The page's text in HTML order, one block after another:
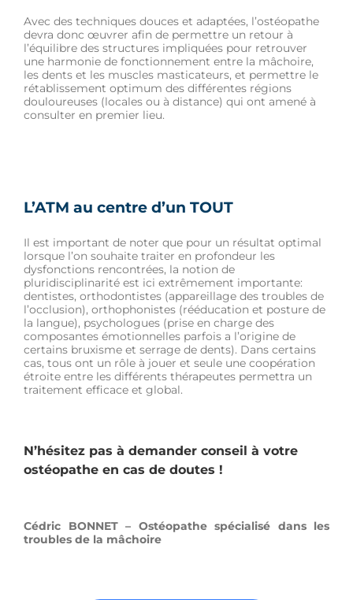
Avec des techniques douces et adaptées, l’ostéopathe
devra donc œuvrer afin de permettre un retour à
l’équilibre des structures impliquées pour retrouver
une harmonie de fonctionnement entre la mâchoire,
les dents et les muscles masticateurs, et permettre le
rétablissement optimum des différentes régions
douloureuses (locales ou à distance) qui ont amené à
consulter en premier lieu.
L’ATM au centre d’un TOUT
Il est important de noter que pour un résultat optimal
lorsque l’on souhaite traiter en profondeur les
dysfonctions rencontrées, la notion de
pluridisciplinarité est ici extrêmement importante:
dentistes, orthodontistes (appareillage des troubles de
l’occlusion), orthophonistes (rééducation et posture de
la langue), psychologues (prise en charge des
composantes émotionnelles parfois a l’origine de
certains bruxisme et serrage de dents). Dans certains
cas, tous ont un rôle à jouer et seule une coopération
étroite entre les différents thérapeutes permettra un
traitement efficace et global.
N’hésitez pas à demander conseil à votre
ostéopathe en cas de doutes !
Cédric BONNET – Ostéopathe spécialisé dans les
troubles de la mâchoire